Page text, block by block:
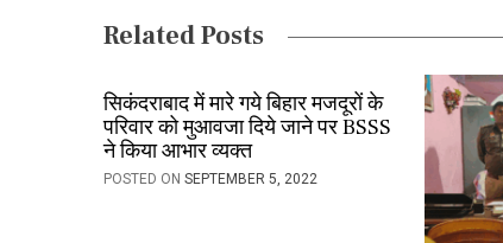
v
i
g
a
Related Posts
सिकंदराबाद में मारे गये बिहार मजदूरों के
परिवार को मुआवजा दिये जाने पर BSSS
ने किया आभार व्यक्त
POSTED ON SEPTEMBER 5, 2022